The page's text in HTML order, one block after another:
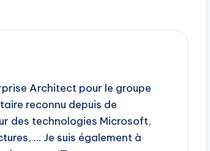
Architect pour le groupe
reconnu depuis de
des technologies Microsoft,
... Je suis également à